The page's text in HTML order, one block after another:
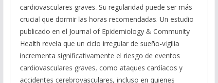
cardiovasculares graves. Su regularidad puede ser más
crucial que dormir las horas recomendadas. Un estudio
publicado en el Journal of Epidemiology & Community
Health revela que un ciclo irregular de sueño-vigilia
incrementa significativamente el riesgo de eventos
cardiovasculares graves, como ataques cardíacos y
accidentes cerebrovasculares, incluso en quienes